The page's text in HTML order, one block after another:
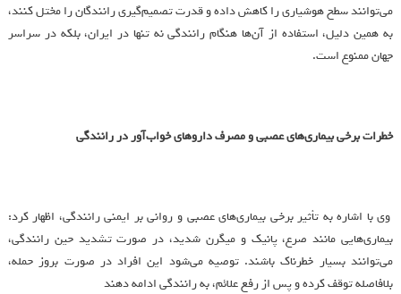
می‌توانند سطح هوشیاری را کاهش داده و قدرت تصمیم‌گیری رانندگان را مختل کنند،
به همین دلیل، استفاده از آن‌ها هنگام رانندگی نه تنها در ایران، بلکه در سراسر
جهان ممنوع است.
خطرات برخی بیماری‌های عصبی و مصرف داروهای خواب‌آور در رانندگی
وی با اشاره به تأثیر برخی بیماری‌های عصبی و روانی بر ایمنی رانندگی، اظهار کرد:
بیماری‌هایی مانند صرع، پانیک و میگرن شدید، در صورت تشدید حین رانندگی،
می‌توانند بسیار خطرناک باشند. توصیه می‌شود این افراد در صورت بروز حمله،
بلافاصله توقف کرده و پس از رفع علائم، به رانندگی ادامه دهند